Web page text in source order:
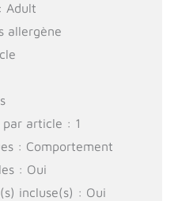
Adult
allergène
par article : 1
: Comportement
: Oui
incluse(s) : Oui